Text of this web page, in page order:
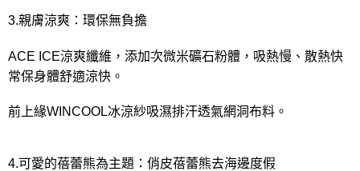
3.親膚涼爽：環保無負擔
ACE ICE涼爽纖維，添加次微米礦石粉體，吸熱慢、散熱快
常保身體舒適涼快。
前上緣WINCOOL冰涼紗吸濕排汗透氣網洞布料。
4.可愛的蓓蕾熊為主題：俏皮蓓蕾熊去海邊度假